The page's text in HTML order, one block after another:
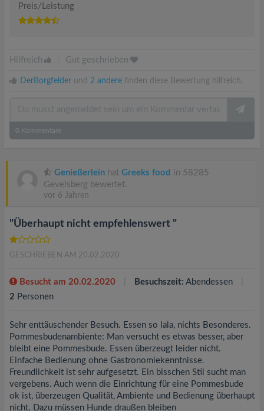
Preis/Leistung
Hilfreich Gut geschrieben
DerBorgfelder und 2 andere finden diese Bewertung hilfreich.
0 Kommentare
Genießerlein hat Greeks food in 58285
Gevelsberg bewertet.
vor 6 Jahren
"Überhaupt nicht empfehlenswert "
GESCHRIEBEN AM 20.02.2020
Besucht am 20.02.2020 Besuchszeit: Abendessen
2 Personen
Sehr enttäuschender Besuch. Essen so lala, nichts Besonderes.
Pommesbudenambiente: Man versucht es etwas besser, aber
bleibt eine Pommesbude. Essen überzeugt leider nicht.
Einfache Bedienung ohne Gastronomiekenntnisse.
Freundlichkeit ist sehr aufgesetzt. Ein bisschen Stil sucht man
vergebens. Auch wenn die Einrichtung für eine Pommesbude
ok ist, überzeugen Qualität, Ambiente und Bedienung überhaupt
nicht. Dazu müssen Hunde draußen bleiben